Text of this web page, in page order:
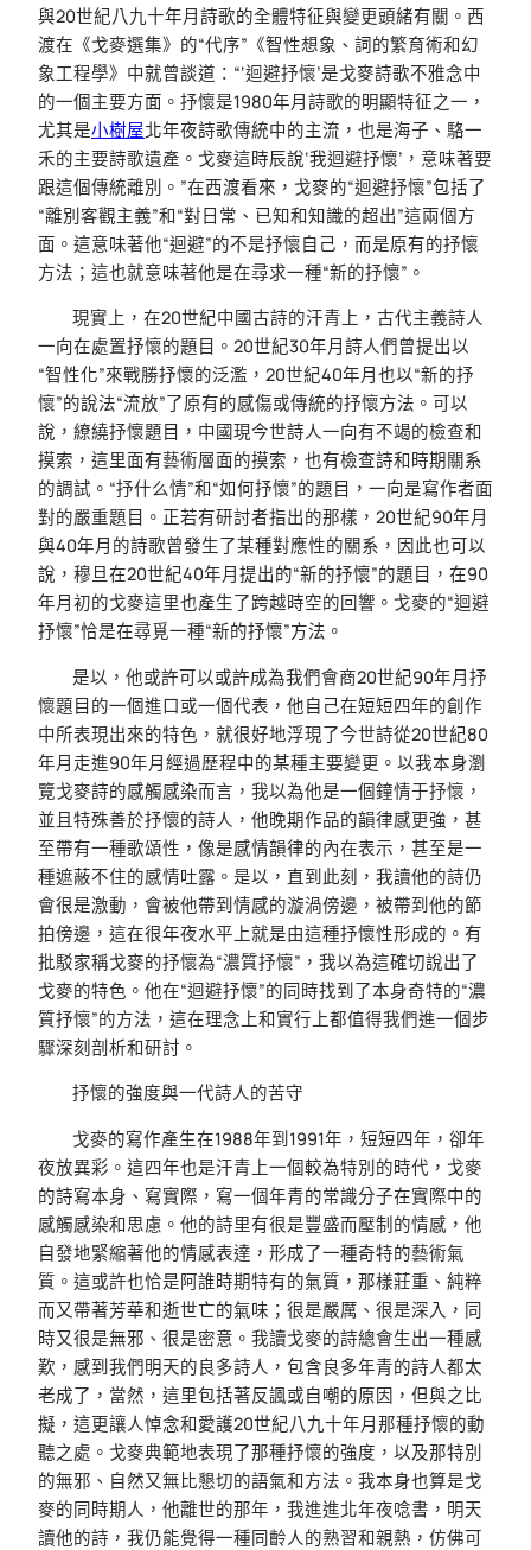
與20世紀八九十年月詩歌的全體特征與變更頭緒有關。西
渡在《戈麥選集》的“代序”《智性想象、詞的繁育術和幻
象工程學》中就曾談道：“‘迴避抒懷’是戈麥詩歌不雅念中
的一個主要方面。抒懷是1980年月詩歌的明顯特征之一，
尤其是小樹屋北年夜詩歌傳統中的主流，也是海子、駱一
禾的主要詩歌遺產。戈麥這時辰說‘我迴避抒懷’，意味著要
跟這個傳統離別。”在西渡看來，戈麥的“迴避抒懷”包括了
“離別客觀主義”和“對日常、已知和知識的超出”這兩個方
面。這意味著他“迴避”的不是抒懷自己，而是原有的抒懷
方法；這也就意味著他是在尋求一種“新的抒懷”。
現實上，在20世紀中國古詩的汗青上，古代主義詩人
一向在處置抒懷的題目。20世紀30年月詩人們曾提出以
“智性化”來戰勝抒懷的泛濫，20世紀40年月也以“新的抒
懷”的說法“流放”了原有的感傷或傳統的抒懷方法。可以
說，繚繞抒懷題目，中國現今世詩人一向有不竭的檢查和
摸索，這里面有藝術層面的摸索，也有檢查詩和時期關系
的調試。“抒什么情”和“如何抒懷”的題目，一向是寫作者面
對的嚴重題目。正若有研討者指出的那樣，20世紀90年月
與40年月的詩歌曾發生了某種對應性的關系，因此也可以
說，穆旦在20世紀40年月提出的“新的抒懷”的題目，在90
年月初的戈麥這里也產生了跨越時空的回響。戈麥的“迴避
抒懷”恰是在尋覓一種“新的抒懷”方法。
是以，他或許可以或許成為我們會商20世紀90年月抒
懷題目的一個進口或一個代表，他自己在短短四年的創作
中所表現出來的特色，就很好地浮現了今世詩從20世紀80
年月走進90年月經過歷程中的某種主要變更。以我本身瀏
覽戈麥詩的感觸感染而言，我以為他是一個鐘情于抒懷，
並且特殊善於抒懷的詩人，他晚期作品的韻律感更強，甚
至帶有一種歌頌性，像是感情韻律的內在表示，甚至是一
種遮蔽不住的感情吐露。是以，直到此刻，我讀他的詩仍
會很是激動，會被他帶到情感的漩渦傍邊，被帶到他的節
拍傍邊，這在很年夜水平上就是由這種抒懷性形成的。有
批駁家稱戈麥的抒懷為“濃質抒懷”，我以為這確切說出了
戈麥的特色。他在“迴避抒懷”的同時找到了本身奇特的“濃
質抒懷”的方法，這在理念上和實行上都值得我們進一個步
驟深刻剖析和研討。
抒懷的強度與一代詩人的苦守
戈麥的寫作產生在1988年到1991年，短短四年，卻年
夜放異彩。這四年也是汗青上一個較為特別的時代，戈麥
的詩寫本身、寫實際，寫一個年青的常識分子在實際中的
感觸感染和思慮。他的詩里有很是豐盛而壓制的情感，他
自發地緊縮著他的情感表達，形成了一種奇特的藝術氣
質。這或許也恰是阿誰時期特有的氣質，那樣莊重、純粹
而又帶著芳華和逝世亡的氣味；很是嚴厲、很是深入，同
時又很是無邪、很是密意。我讀戈麥的詩總會生出一種感
歎，感到我們明天的良多詩人，包含良多年青的詩人都太
老成了，當然，這里包括著反諷或自嘲的原因，但與之比
擬，這更讓人悼念和愛護20世紀八九十年月那種抒懷的動
聽之處。戈麥典範地表現了那種抒懷的強度，以及那特別
的無邪、自然又無比懇切的語氣和方法。我本身也算是戈
麥的同時期人，他離世的那年，我進進北年夜唸書，明天
讀他的詩，我仍能覺得一種同齡人的熟習和親熱，仿佛可